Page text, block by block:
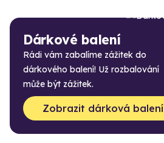
Dárkové balení
Rádi vám zabalíme zážitek do
dárkového balení! Už rozbalování
může být zážitek.
Zobrazit dárková balení